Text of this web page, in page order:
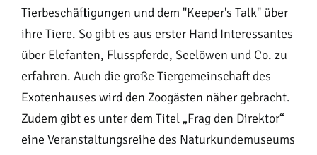
Tierbeschäftigungen und dem "Keeper's Talk" über
ihre Tiere. So gibt es aus erster Hand Interessantes
über Elefanten, Flusspferde, Seelöwen und Co. zu
erfahren. Auch die große Tiergemeinschaft des
Exotenhauses wird den Zoogästen näher gebracht.
Zudem gibt es unter dem Titel „Frag den Direktor“
eine Veranstaltungsreihe des Naturkundemuseums